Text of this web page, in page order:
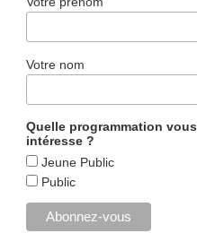
Votre nom
Quelle programmation vous
intéresse ?
Jeune Public
Public